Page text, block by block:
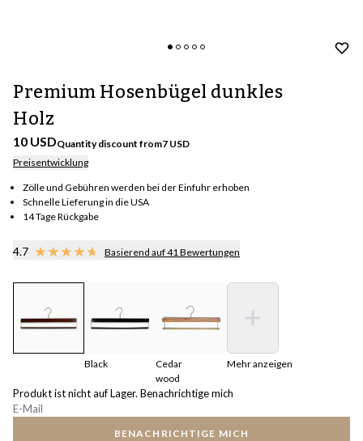
Premium Hosenbügel dunkles
Holz
10 USDQuantity discount from7 USD
Preisentwicklung
Zölle und Gebühren werden bei der Einfuhr erhoben
Schnelle Lieferung in die USA
14 Tage Rückgabe
4.7 Basierend auf 41 Bewertungen
Black
Cedar
wood
Mehr anzeigen
Produkt ist nicht auf Lager. Benachrichtige mich
BENACHRICHTIGE MICH